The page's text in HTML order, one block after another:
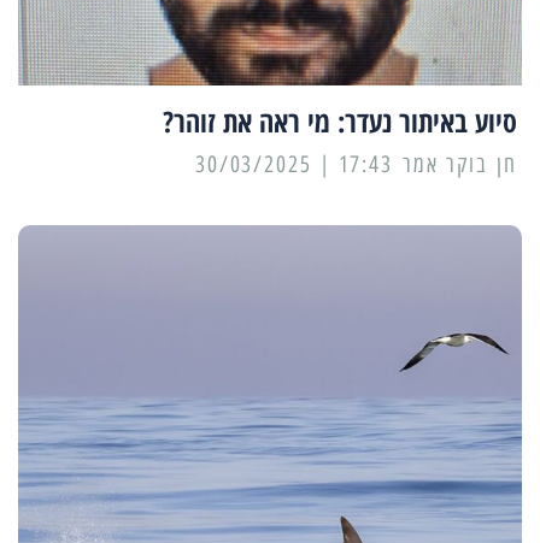
סיוע באיתור נעדר: מי ראה את זוהר?
17:43 | 30/03/2025